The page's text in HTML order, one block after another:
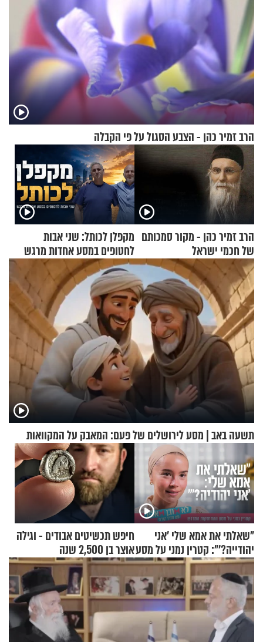
הרב זמיר כהן - הצבע הסגול על פי הקבלה
הרב זמיר כהן - מקור סמכותם
של חכמי ישראל
מקפלן לכותל: שני אבות
לחטופים במסע אחדות מרגש
תשעה באב | מסע לירושלים של פעם: המאבק על המקוואות
"שאלתי את אמא שלי 'אני
יהודייה?'": קטרין נמני על מסע
ההתחזקות המרגש
חיפש תכשיטים אבודים - וגילה
אוצר בן 2,500 שנה